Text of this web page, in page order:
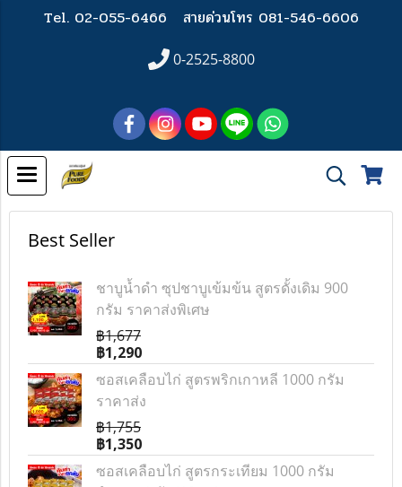
Tel. 02-055-6466 สายด่วนโทร 081-546-6606
0-2525-8800
Best Seller
ชาบูน้ำดำ ซุปชาบูเข้มข้น สูตรดั้งเดิม 900
กรัม ราคาส่งพิเศษ
฿1,677
฿1,290
ซอสเคลือบไก่ สูตรพริกเกาหลี 1000 กรัม
ราคาส่ง
฿1,755
฿1,350
ซอสเคลือบไก่ สูตรกระเทียม 1000 กรัม